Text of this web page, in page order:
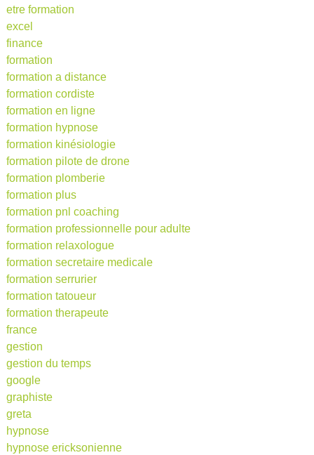
etre formation
excel
finance
formation
formation a distance
formation cordiste
formation en ligne
formation hypnose
formation kinésiologie
formation pilote de drone
formation plomberie
formation plus
formation pnl coaching
formation professionnelle pour adulte
formation relaxologue
formation secretaire medicale
formation serrurier
formation tatoueur
formation therapeute
france
gestion
gestion du temps
google
graphiste
greta
hypnose
hypnose ericksonienne